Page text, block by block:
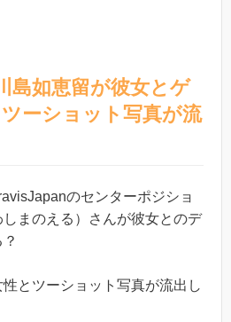
島如恵留が彼女とゲ
ーショット写真が流
のセンターポジショ
まのえる）さんが彼女とのデ
とツーショット写真が流出し